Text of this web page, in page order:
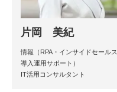
片岡 美紀
情報（RPA・インサイドセールス
導入運用サポート）
IT活用コンサルタント